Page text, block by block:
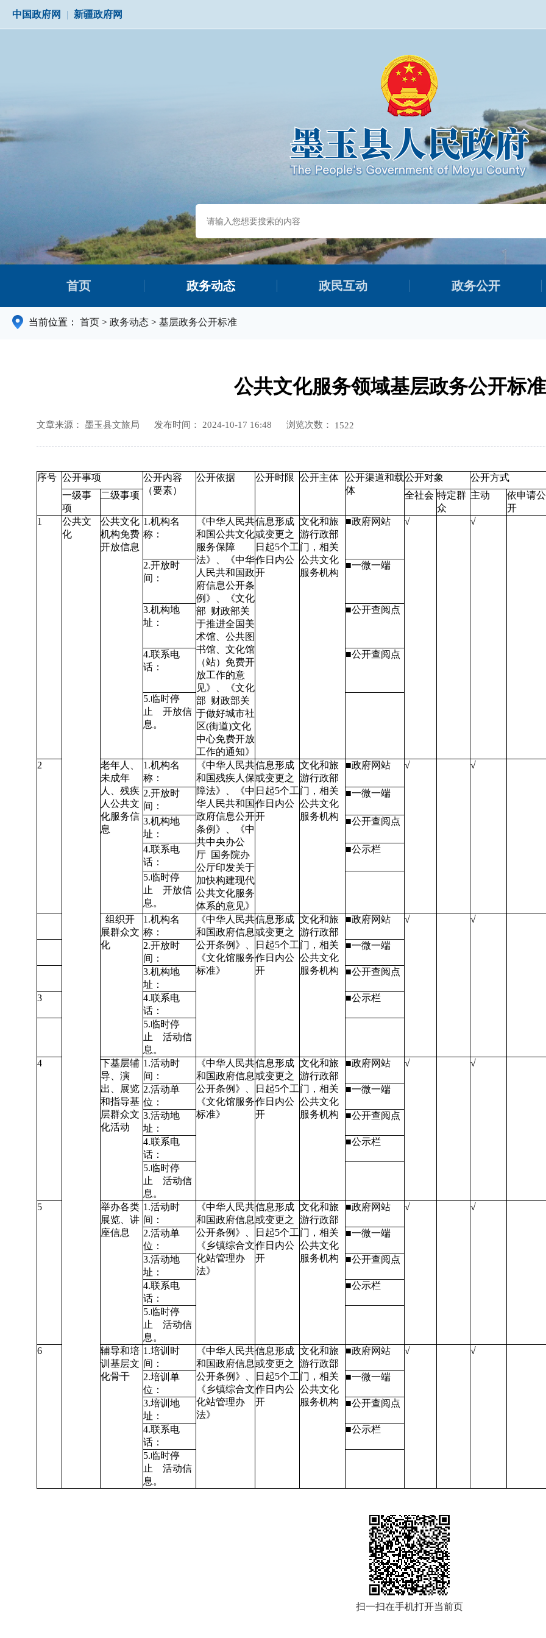
中国政府网 | 新疆政府网
首页 政务动态 政民互动 政务公开
当前位置： 首页 > 政务动态 > 基层政务公开标准
公共文化服务领域基层政务公开标
文章来源： 墨玉县文旅局 发布时间： 2024-10-17 16:48 浏览次数： 1522
序号 公开事项
公开内容
（要素）
公开依据 公开时限 公开主体
公开渠道和载
体
公开对象
公开方式
一级事
项
二级事项 全社会 特定群
众
主动
依申请公
开
1
公共文
化
公共文化
机构免费
开放信息
1.机构名
称：
《中华人民共
和国公共文化
服务保障
法》、
《中华
人民共和国政
府信息公开条
例》
、《文化
部 财政部关
于推进全国美
术馆、公共图
书馆、文化馆
（站）免费开
放工作的意
见》、《文化
部 财政部关
于做好城市社
区(街道)文化
中心免费开放
工作的通知》
信息形成
或变更之
日起5个工
作日内公
开
文化和旅
游行政部
门，相关
公共文化
服务机构
■政府网站 √ √
2.开放时
间：
■一微一端
3.机构地
址：
■公开查阅点
4.联系电
话：
■公开查阅点
5.临时停
止 开放信
息。
2
老年人、
未成年
人、残疾
人公共文
化服务信
息
1.机构名
称：
《中华人民共
和国残疾人保
障法》、
《中
华人民共和国
政府信息公开
条例》
、《中
共中央办公
厅 国务院办
公厅印发关于
加快构建现代
公共文化服务
体系的意见》
信息形成
或变更之
日起5个工
作日内公
开
文化和旅
游行政部
门，相关
公共文化
服务机构
■政府网站 √ √
2.开放时
间：
■一微一端
3.机构地
址：
■公开查阅点
4.联系电
话：
■公示栏
5.临时停
止 开放信
息。
组织开
展群众文
化
1.机构名
称：
《中华人民共
和国政府信息
公开条例》
《文化馆服务
标准》
信息形成
或变更之
日起5个工
作日内公
开
文化和旅
游行政部
门，相关
公共文化
服务机构
■政府网站 √ √
2.开放时
间：
■一微一端
3.机构地
址：
■公开查阅点
3
4.联系电
话：
■公示栏
5.临时停
止 活动信
息。
4
下基层辅
导、演
出、展览
和指导基
层群众文
化活动
1.活动时
间：
《中华人民共
和国政府信息
公开条例》
《文化馆服务
标准》
信息形成
或变更之
日起5个工
作日内公
开
文化和旅
游行政部
门，相关
公共文化
服务机构
■政府网站 √ √
2.活动单
位：
■一微一端
3.活动地
址：
■公开查阅点
4.联系电
话：
■公示栏
5.临时停
止 活动信
息。
5
举办各类
展览、讲
座信息
1.活动时
间：
《中华人民共
和国政府信息
公开条例》
《乡镇综合文
化站管理办
法》
信息形成
或变更之
日起5个工
作日内公
开
文化和旅
游行政部
门，相关
公共文化
服务机构
■政府网站 √ √
2.活动单
位：
■一微一端
3.活动地
址：
■公开查阅点
4.联系电
话：
■公示栏
5.临时停
止 活动信
息。
6
辅导和培
训基层文
化骨干
1.培训时
间：
《中华人民共
和国政府信息
公开条例》
《乡镇综合文
化站管理办
法》
信息形成
或变更之
日起5个工
作日内公
开
文化和旅
游行政部
门，相关
公共文化
服务机构
■政府网站 √ √
2.培训单
位：
■一微一端
3.培训地
址：
■公开查阅点
4.联系电
话：
■公示栏
5.临时停
止 活动信
息。
扫一扫在手机打开当前页